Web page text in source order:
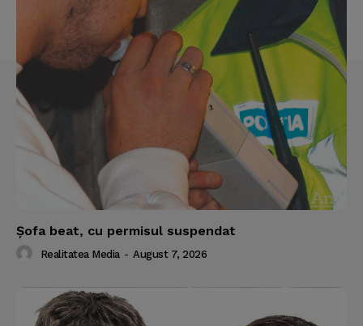
Şofa beat, cu permisul suspendat
Realitatea Media - August 7, 2026